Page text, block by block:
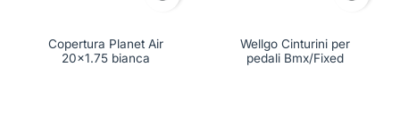
Copertura Planet Air
20x1.75 bianca
Wellgo Cinturini per
pedali Bmx/Fixed